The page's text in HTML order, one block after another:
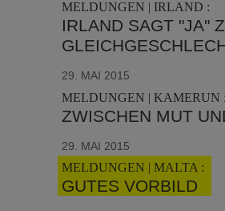
MELDUNGEN | IRLAND :
IRLAND SAGT "JA"
29. MAI 2015
MELDUNGEN | KAMERUN :
ZWISCHEN MUT
29. MAI 2015
MELDUNGEN | MALTA :
GUTES VORBILD